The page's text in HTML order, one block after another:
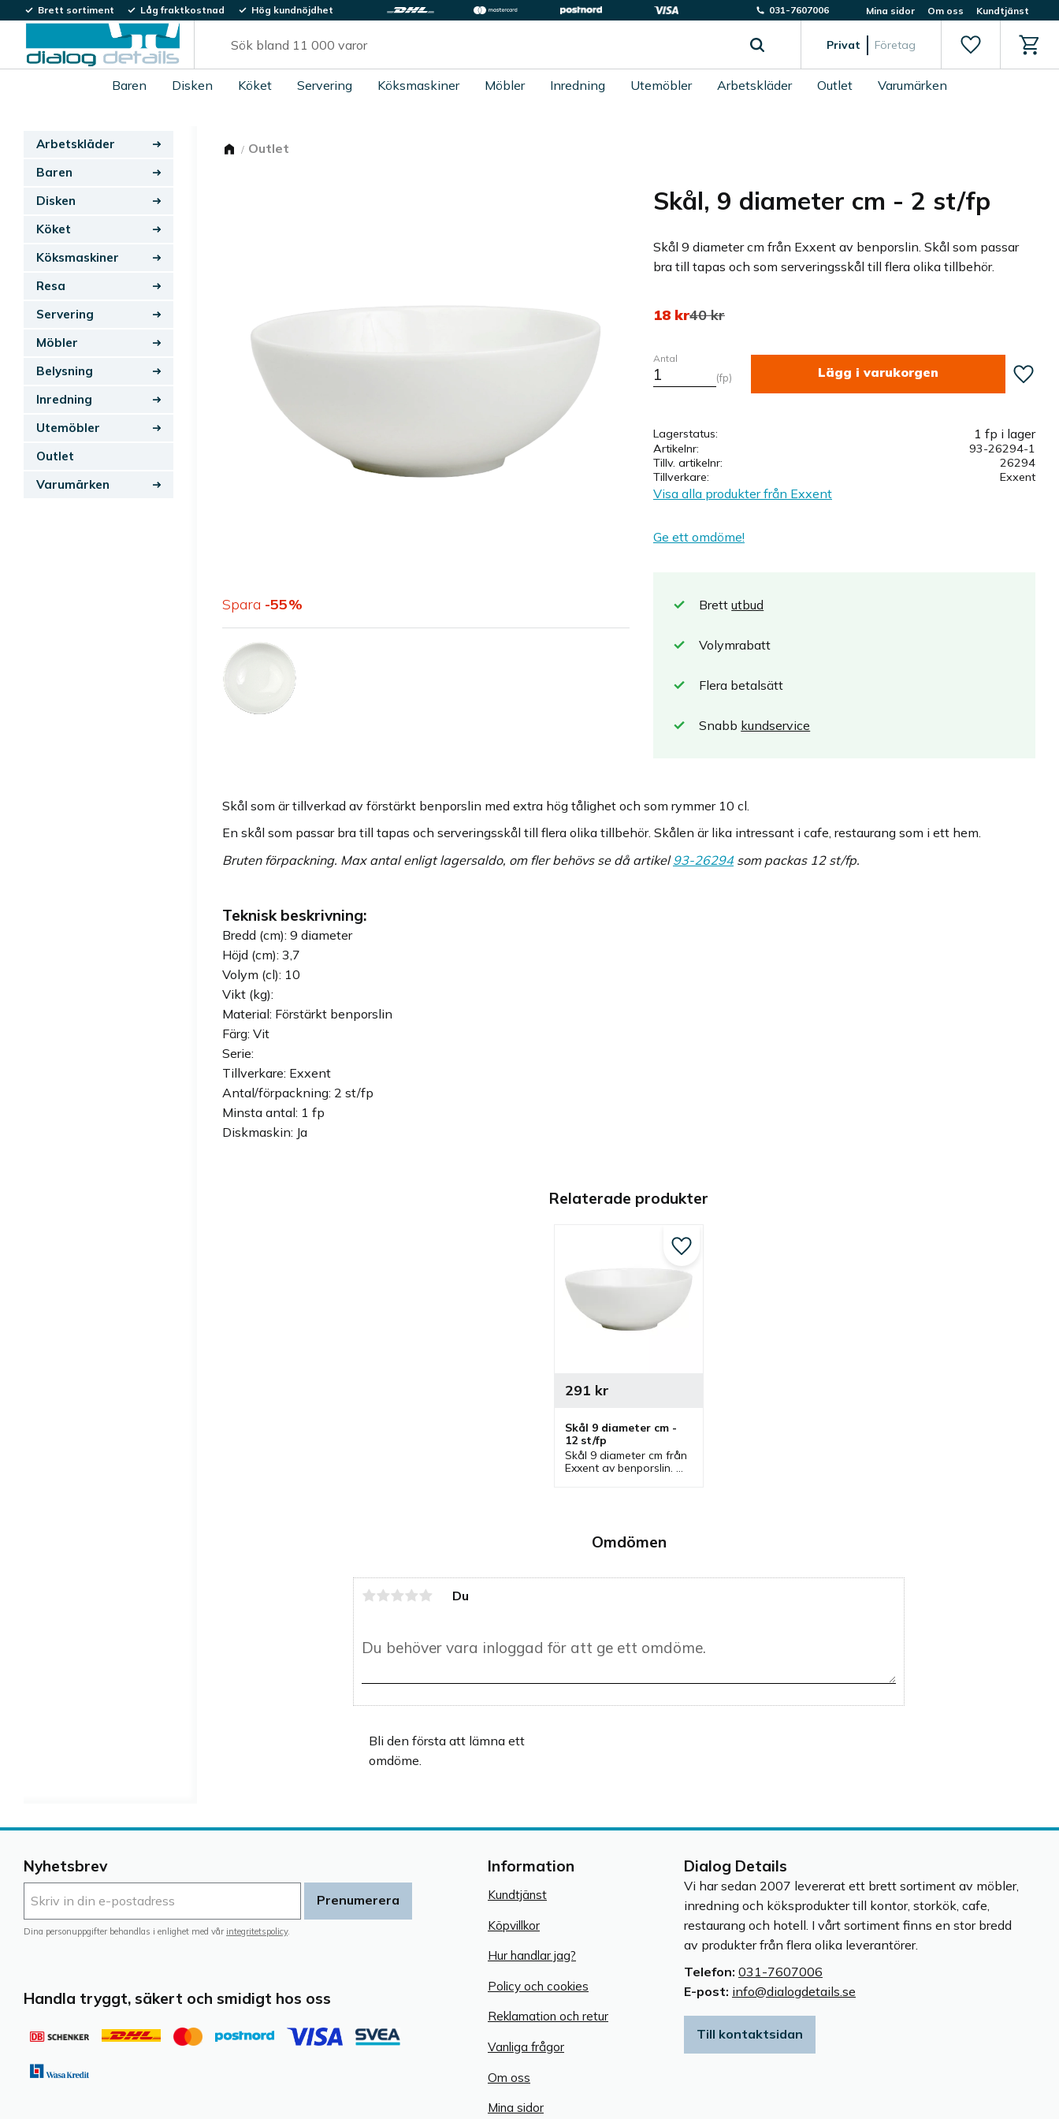
Brett sortiment Låg fraktkostnad Hög kundnöjdhet 031-7607006 Mina sidor Om oss Kundtjänst
Privat Företag Favoriter
Baren Disken Köket Servering Köksmaskiner Möbler Inredning Utemöbler Arbetskläder Outlet Varumärken
Outlet
Skål, 9 diameter cm - 2 st/fp
Skål 9 diameter cm från Exxent av benporslin. Skål som passar
bra till tapas och som serveringsskål till flera olika tillbehör.
Spara 55%
Nedsatt pris:
18krOrdinarie pris:
40kr
Antal
fp Lägg
Lagerstatus 1 fp i lager
Artikelnr
93-26294-1
Tillv. artikelnr
26294
Tillverkare
Exxent
Visa alla produkter från Exxent
Ge ett omdöme!
Brettutbud
Volymrabatt
Flera betalsätt
Snabb kundservice
Skål som är tillverkad av förstärkt benporslin med extra hög tålighet och som rymmer 10 cl.
En skål som passar bra till tapas och serveringsskål till flera olika tillbehör. Skålen är lika intressant i cafe, restaurang som i ett hem.
Bruten förpackning. Max antal enligt lagersaldo, om fler behövs se då artikel93-26294som packas 12 st/fp.
Teknisk beskrivning:
Bredd (cm): 9 diameter
Höjd (cm): 3,7
Volym (cl): 10
Vikt (kg):
Material: Förstärkt benporslin
Färg: Vit
Serie:
Tillverkare: Exxent
Antal/förpackning: 2 st/fp
Minsta antal: 1 fp
Diskmaskin: Ja
Omdömen
Du
Bli den första att lämna ett
omdöme.
Relaterade produkter
Skål 9 diameter cm -
12 st/fp
Skål 9 diameter cm från
Exxent av benporslin.
291 kr
Lägg till i favoriter
Arbetskläder
Baren
Disken
Köket
Köksmaskiner
Resa
Servering
Möbler
Belysning
Inredning
Utemöbler
Outlet
Varumärken
Nyhetsbrev
Prenumerera
Dina personuppgifter behandlas i enlighet med vår integritetspolicy.
Handla tryggt, säkert och smidigt hos oss
Information
Kundtjänst
Köpvillkor
Hur handlar jag?
Policy och cookies
Reklamation och retur
Vanliga frågor
Om oss
Mina sidor
Dialog Details
Vi har sedan 2007 levererat ett brett sortiment av möbler,
inredning och köksprodukter till kontor, storkök, cafe,
restaurang och hotell. I vårt sortiment finns en stor bredd
av produkter från flera olika leverantörer.
Telefon: 031-7607006
E-post: info@dialogdetails.se
Till kontaktsidan